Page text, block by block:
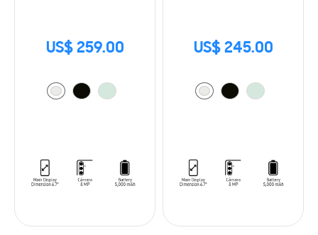
US$ 259.00 US$ 245.00